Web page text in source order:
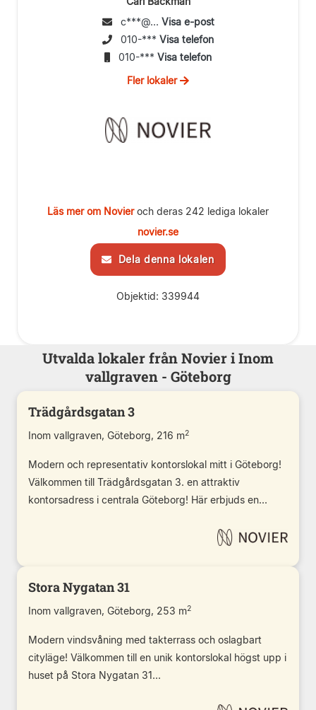
c***@... Visa e-post
010-*** Visa telefon
010-*** Visa telefon
Fler lokaler
Läs mer om Novieroch deras 242 lediga lokaler
novier.se
Dela denna lokalen
Objektid: 339944
Utvalda lokaler från Novier i Inom
vallgraven - Göteborg
Trädgårdsgatan 3
Inom vallgraven, Göteborg, 216 m2
Modern och representativ kontorslokal mitt i Göteborg!
Välkommen till Trädgårdsgatan 3. en attraktiv
kontorsadress i centrala Göteborg! Här erbjuds en...
Stora Nygatan 31
Inom vallgraven, Göteborg, 253 m2
Modern vindsvåning med takterrass och oslagbart
cityläge! Välkommen till en unik kontorslokal högst upp i
huset på Stora Nygatan 31...